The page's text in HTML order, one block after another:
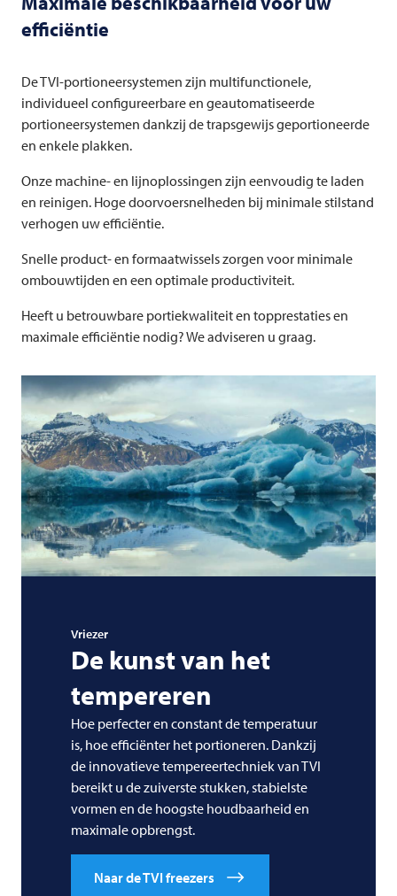
efficiëntie
De TVI-portioneersystemen zijn multifunctionele,
individueel configureerbare en geautomatiseerde
portioneersystemen dankzij de trapsgewijs geportioneerde
en enkele plakken.
Onze machine- en lijnoplossingen zijn eenvoudig te laden
en reinigen. Hoge doorvoersnelheden bij minimale stilstand
verhogen uw efficiëntie.
Snelle product- en formaatwissels zorgen voor minimale
ombouwtijden en een optimale productiviteit.
Heeft u betrouwbare portiekwaliteit en topprestaties en
maximale efficiëntie nodig? We adviseren u graag.
Vriezer
De kunst van het
tempereren
Hoe perfecter en constant de temperatuur
is, hoe efficiënter het portioneren. Dankzij
de innovatieve tempereertechniek vanTVI
bereikt u de zuiverste stukken, stabielste
vormen en de hoogste houdbaarheid en
maximale opbrengst.
Naar de TVI freezers